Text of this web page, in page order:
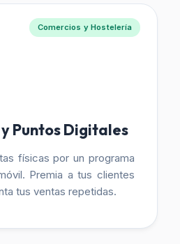
Comercios y Hostelería
Puntos Digitales
físicas por un programa
Premia a tus clientes
tus ventas repetidas.